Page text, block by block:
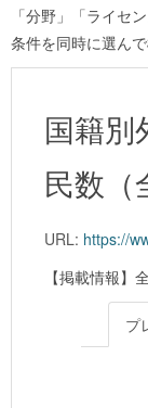
「分野」「ライセ
条件を同時に選ん
国籍別
民数（
URL: https://
【掲載情報】
プ